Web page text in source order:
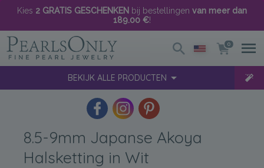
Kies 2 GRATIS GESCHENKEN bij bestellingen van meer dan
189.00 €!
0
BEKIJK ALLE PRODUCTEN
8.5-9mm Japanse Akoya
Halsketting in Wit